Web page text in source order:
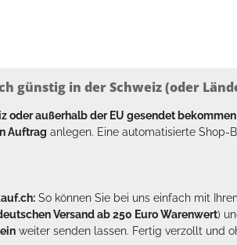
günstig in der Schweiz (oder
oder außerhalb der EU gesendet
Auftrag anlegen. Eine automatisierte
So können Sie bei uns einfach mit
Versand ab 250 Euro Warenwert)
weiter senden lassen. Fertig verzollt und